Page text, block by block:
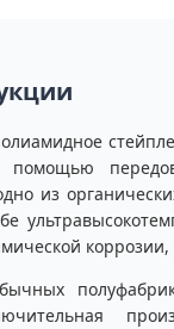
помощью
из